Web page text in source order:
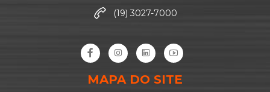
(19) 3027-7000
MAPA DO SITE